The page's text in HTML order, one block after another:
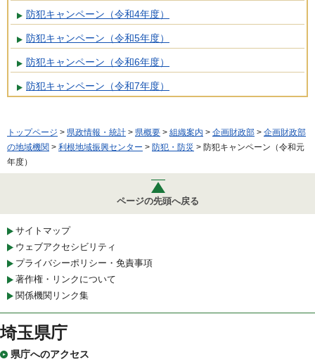
防犯キャンペーン（令和4年度）
防犯キャンペーン（令和5年度）
防犯キャンペーン（令和6年度）
防犯キャンペーン（令和7年度）
トップページ > 県政情報・統計 > 県概要 > 組織案内 > 企画財政部 > 企画財政部
の地域機関 > 利根地域振興センター > 防犯・防災 > 防犯キャンペーン（令和元
年度）
ページの先頭へ戻る
サイトマップ
ウェブアクセシビリティ
プライバシーポリシー・免責事項
著作権・リンクについて
関係機関リンク集
埼玉県庁
県庁へのアクセス